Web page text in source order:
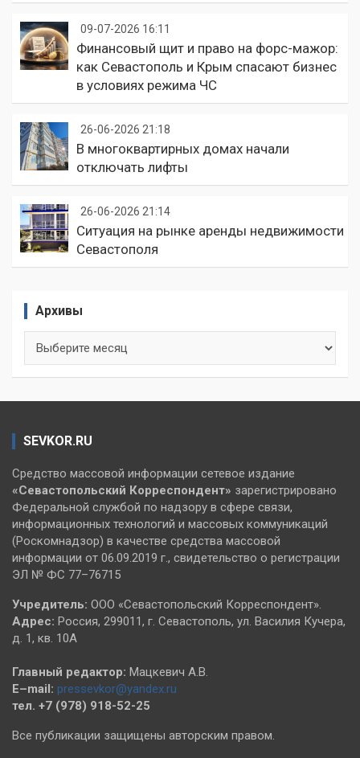
09-07-2026 16:11
Финансовый щит и право на форс-мажор:
как Севастополь и Крым спасают бизнес
в условиях режима ЧС
26-06-2026 21:18
В многоквартирных домах начали
отключать лифты
26-06-2026 21:14
Ситуация на рынке аренды недвижимости
Севастополя
Архивы
SEVKOR.RU
Средство массовой информации сетевое издание
«Севастопольский Корреспондент» зарегистрировано
Федеральной службой по надзору в сфере связи,
информационных технологий и массовых коммуникаций
(Роскомнадзор) в качестве средства массовой
информации от 06.09.2019 г., свидетельство о регистрации
ЭЛ № ФС 77–76715
Учредитель: ООО «Севастопольский Корреспондент».
Адрес: Россия, 299011, г. Севастополь, ул. Василия Кучера,
д. 1, кв. 10А
Главный редактор: Мацкевич А.В.
E–mail: pressevkor@yandex.ru
тел. +7 (978) 918-52-25
Все публикации защищены авторским правом.